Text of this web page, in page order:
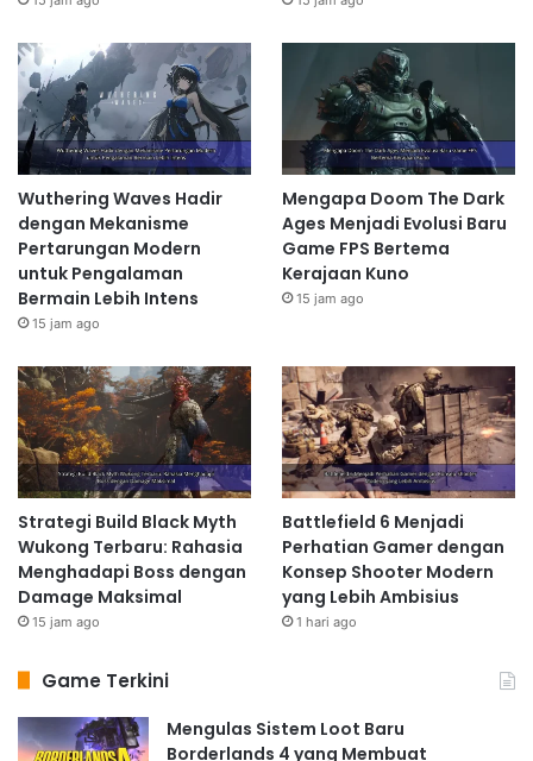
Wuthering Waves Hadir
dengan Mekanisme
Pertarungan Modern
untuk Pengalaman
Bermain Lebih Intens
15 jam ago
Mengapa Doom The Dark
Ages Menjadi Evolusi Baru
Game FPS Bertema
Kerajaan Kuno
15 jam ago
Strategi Build Black Myth
Wukong Terbaru: Rahasia
Menghadapi Boss dengan
Damage Maksimal
15 jam ago
Battlefield 6 Menjadi
Perhatian Gamer dengan
Konsep Shooter Modern
yang Lebih Ambisius
1 hari ago
Game Terkini
Mengulas Sistem Loot Baru
Borderlands 4 yang Membuat